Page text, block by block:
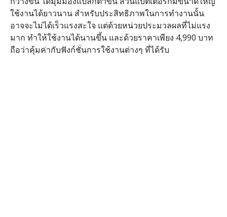
ใช้งานได้ยาวนาน สำหรับประสิทธิภาพในการทำงานนั้น
อาจจะไม่ได้เร็วแรงสะใจ แต่ด้วยหน่วยประมวลผลที่ไม่แรง
มาก ทำให้ใช้งานได้นานขึ้น และด้วยราคาเพียง 4,990 บาท
ถือว่าคุ้มค่ากับฟังก์ชั่นการใช้งานต่างๆ ที่ได้รับ